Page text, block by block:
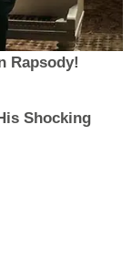
Rapsody!
Shocking